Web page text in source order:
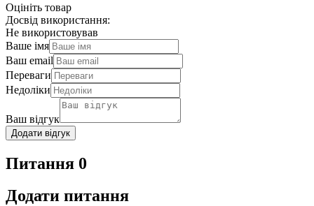
Оцініть товар
Досвід використання:
Не використовував
Ваше імя
Ваш email
Переваги
Недоліки
Ваш відгук
Додати відгук
Питання 0
Додати питання